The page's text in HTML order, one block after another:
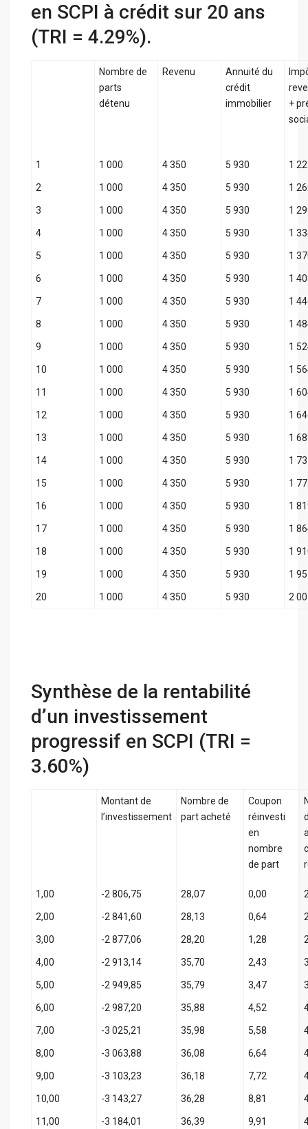
en SCPI à crédit sur 20 ans
(TRI = 4.29%).
Nombre de
parts
détenu
Revenu
Annuité du
crédit
immobilier
+
1 1 000 4 350 5 930 1
2 1 000 4 350 5 930 1
3 1 000 4 350 5 930 1
4 1 000 4 350 5 930 1
5 1 000 4 350 5 930 1
6 1 000 4 350 5 930 1
7 1 000 4 350 5 930 1
8 1 000 4 350 5 930 1
9 1 000 4 350 5 930 1
10 1 000 4 350 5 930 1
11 1 000 4 350 5 930 1
12 1 000 4 350 5 930 1
13 1 000 4 350 5 930 1
14 1 000 4 350 5 930 1
15 1 000 4 350 5 930 1
16 1 000 4 350 5 930 1
17 1 000 4 350 5 930 1
18 1 000 4 350 5 930 1
19 1 000 4 350 5 930 1
20 1 000 4 350 5 930 2
Synthèse de la rentabilité
d’un investissement
progressif en SCPI (TRI =
3.60%)
Montant de
l’investissement
Nombre de
part acheté
Coupon
réinvesti
en
nombre
de part
1,00 -2 806,75 28,07 0,00
2,00 -2 841,60 28,13 0,64
3,00 -2 877,06 28,20 1,28
4,00 -2 913,14 35,70 2,43
5,00 -2 949,85 35,79 3,47
6,00 -2 987,20 35,88 4,52
7,00 -3 025,21 35,98 5,58
8,00 -3 063,88 36,08 6,64
9,00 -3 103,23 36,18 7,72
10,00 -3 143,27 36,28 8,81
11,00 -3 184,01 36,39 9,91